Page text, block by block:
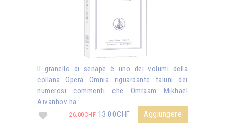
Il granello di senape è uno dei volumi della
collana Opera Omnia riguardante taluni dei
numerosi commenti che Omraam Mikhaël
Aïvanhov ha …
26.00CHF 13.00CHF Aggiungere